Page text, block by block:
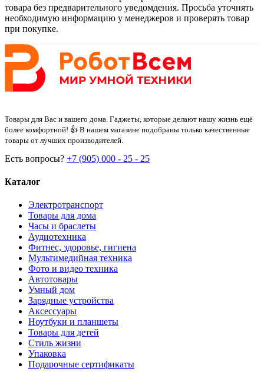
товара без предварительного уведомдения. Просьба уточнять
необходимую информацию у менеджеров и проверять товар
при покупке.
Товары для Вас и вашего дома. Гаджеты, которые делают нашу жизнь ещё
более комфортной! 👍 В нашем магазине подобраны только качественные
товары от лучших производителей.
Есть вопросы? +7 (905) 000 - 25 - 25
Каталог
Электротранспорт
Товары для дома
Часы и браслеты
Аудиотехника
Фитнес, здоровье, гигиена
Мультимедийная техника
Фото и видео техника
Автотовары
Умный дом
Зарядные устройства
Аксессуары
Ноутбуки и планшеты
Товары для детей
Стиль жизни
Упаковка
Подарочные сертификаты